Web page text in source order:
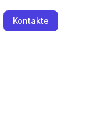
Kontakte